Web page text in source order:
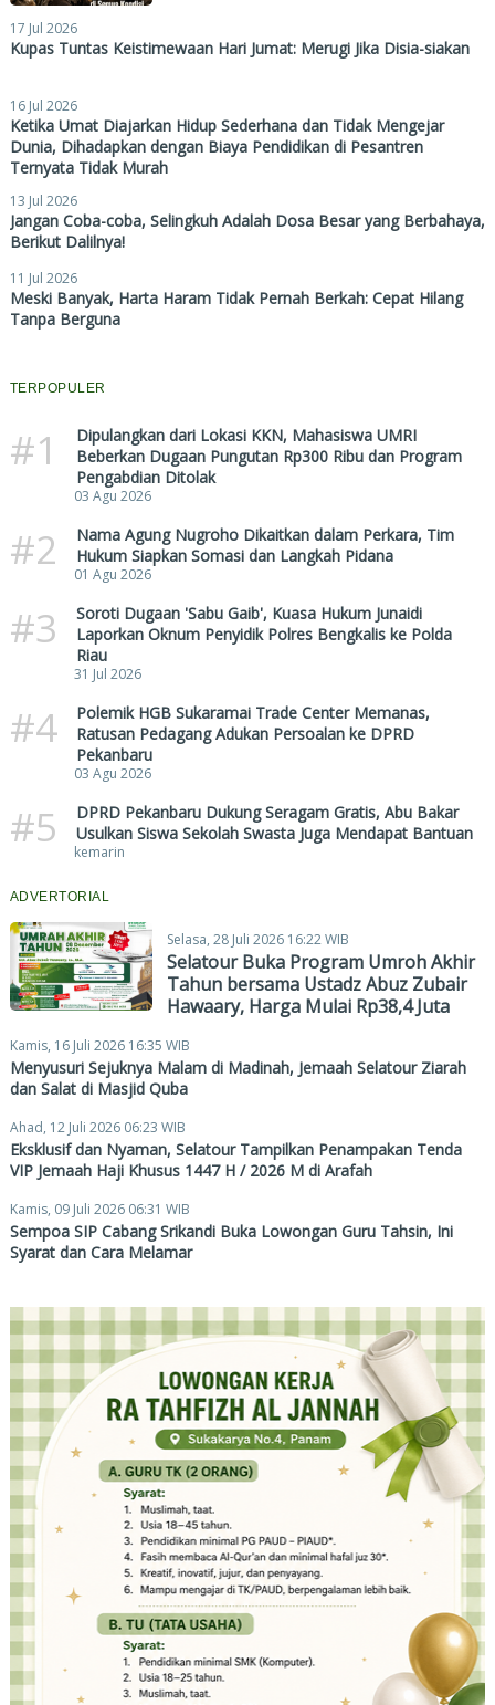
17 Jul 2026
Kupas Tuntas Keistimewaan Hari Jumat: Merugi Jika Disia-siakan
16 Jul 2026
Ketika Umat Diajarkan Hidup Sederhana dan Tidak Mengejar
Dunia, Dihadapkan dengan Biaya Pendidikan di Pesantren
Ternyata Tidak Murah
13 Jul 2026
Jangan Coba-coba, Selingkuh Adalah Dosa Besar yang Berbahaya,
Berikut Dalilnya!
11 Jul 2026
Meski Banyak, Harta Haram Tidak Pernah Berkah: Cepat Hilang
Tanpa Berguna
TERPOPULER
#1
Dipulangkan dari Lokasi KKN, Mahasiswa UMRI
Beberkan Dugaan Pungutan Rp300 Ribu dan Program
Pengabdian Ditolak
03 Agu 2026
#2
Nama Agung Nugroho Dikaitkan dalam Perkara, Tim
Hukum Siapkan Somasi dan Langkah Pidana
01 Agu 2026
#3
Soroti Dugaan 'Sabu Gaib', Kuasa Hukum Junaidi
Laporkan Oknum Penyidik Polres Bengkalis ke Polda
Riau
31 Jul 2026
#4
Polemik HGB Sukaramai Trade Center Memanas,
Ratusan Pedagang Adukan Persoalan ke DPRD
Pekanbaru
03 Agu 2026
#5
DPRD Pekanbaru Dukung Seragam Gratis, Abu Bakar
Usulkan Siswa Sekolah Swasta Juga Mendapat Bantuan
kemarin
ADVERTORIAL
Selasa, 28 Juli 2026 16:22 WIB
Selatour Buka Program Umroh Akhir
Tahun bersama Ustadz Abuz Zubair
Hawaary, Harga Mulai Rp38,4 Juta
Kamis, 16 Juli 2026 16:35 WIB
Menyusuri Sejuknya Malam di Madinah, Jemaah Selatour Ziarah
dan Salat di Masjid Quba
Ahad, 12 Juli 2026 06:23 WIB
Eksklusif dan Nyaman, Selatour Tampilkan Penampakan Tenda
VIP Jemaah Haji Khusus 1447 H / 2026 M di Arafah
Kamis, 09 Juli 2026 06:31 WIB
Sempoa SIP Cabang Srikandi Buka Lowongan Guru Tahsin, Ini
Syarat dan Cara Melamar